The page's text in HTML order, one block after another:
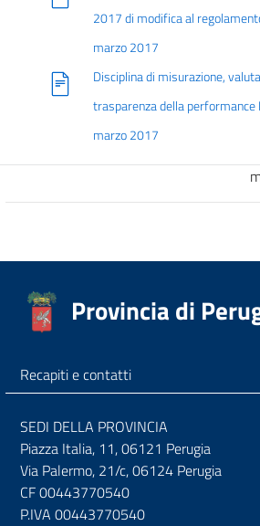
2017 di modifica al
marzo 2017
Disciplina di misurazione,
trasparenza della performance
marzo 2017
Provincia di
Recapiti e contatti
SEDI DELLA PROVINCIA
Piazza Italia, 11, 06121 Perugia
Via Palermo, 21/c, 06124 Perugia
CF 00443770540
P.IVA 00443770540